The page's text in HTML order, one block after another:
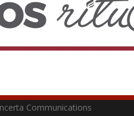
Communications